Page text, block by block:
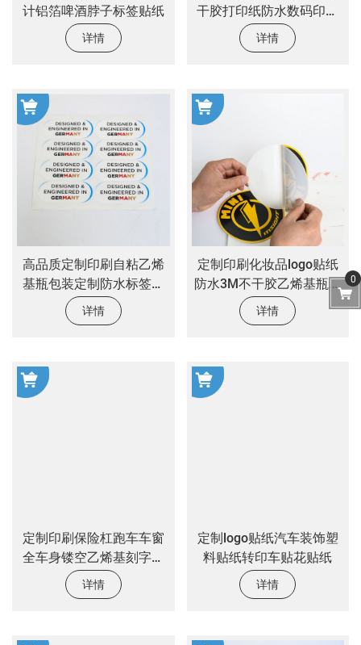
计铝箔啤酒脖子标签贴纸
详情
干胶打印纸防水数码印刷
胶印不干胶标签贴纸
详情
高品质定制印刷自粘乙烯
基瓶包装定制防水标签贴
纸
详情
定制印刷化妆品logo贴纸
防水3M不干胶乙烯基瓶包
装标签定制贴纸
详情
定制印刷保险杠跑车车窗
全车身镂空乙烯基刻字转
移贴花 pvc 汽车贴花贴纸
详情
定制logo贴纸汽车装饰塑
料贴纸转印车贴花贴纸
详情
0